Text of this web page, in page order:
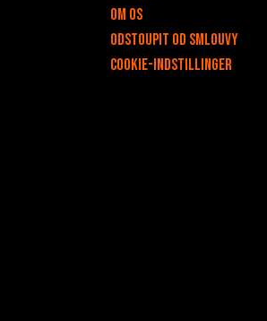
Om os
Odstoupit od smlouvy
Cookie-indstillinger